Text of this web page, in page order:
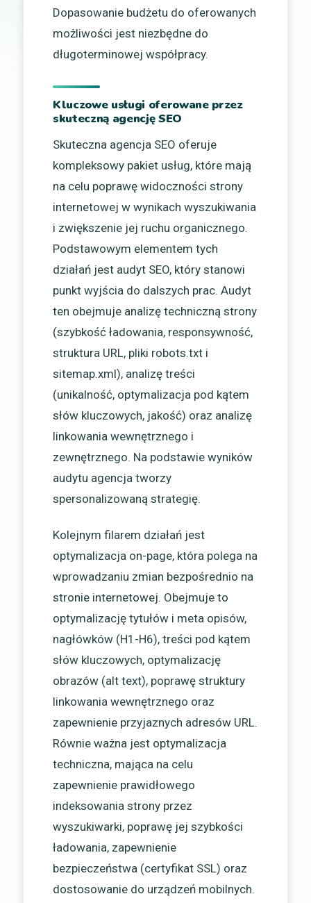
Dopasowanie budżetu do oferowanych
możliwości jest niezbędne do
długoterminowej współpracy.
Kluczowe usługi oferowane przez
skuteczną agencję SEO
Skuteczna agencja SEO oferuje
kompleksowy pakiet usług, które mają
na celu poprawę widoczności strony
internetowej w wynikach wyszukiwania
i zwiększenie jej ruchu organicznego.
Podstawowym elementem tych
działań jest audyt SEO, który stanowi
punkt wyjścia do dalszych prac. Audyt
ten obejmuje analizę techniczną strony
(szybkość ładowania, responsywność,
struktura URL, pliki robots.txt i
sitemap.xml), analizę treści
(unikalność, optymalizacja pod kątem
słów kluczowych, jakość) oraz analizę
linkowania wewnętrznego i
zewnętrznego. Na podstawie wyników
audytu agencja tworzy
spersonalizowaną strategię.
Kolejnym filarem działań jest
optymalizacja on-page, która polega na
wprowadzaniu zmian bezpośrednio na
stronie internetowej. Obejmuje to
optymalizację tytułów i meta opisów,
nagłówków (H1-H6), treści pod kątem
słów kluczowych, optymalizację
obrazów (alt text), poprawę struktury
linkowania wewnętrznego oraz
zapewnienie przyjaznych adresów URL.
Równie ważna jest optymalizacja
techniczna, mająca na celu
zapewnienie prawidłowego
indeksowania strony przez
wyszukiwarki, poprawę jej szybkości
ładowania, zapewnienie
bezpieczeństwa (certyfikat SSL) oraz
dostosowanie do urządzeń mobilnych.